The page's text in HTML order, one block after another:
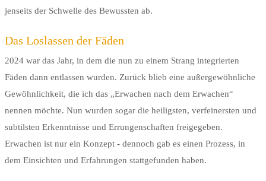
jenseits der Schwelle des Bewussten ab.
Das Loslassen der Fäden
2024 war das Jahr, in dem die nun zu einem Strang integrierten
Fäden dann entlassen wurden. Zurück blieb eine außergewöhnliche
Gewöhnlichkeit, die ich das „Erwachen nach dem Erwachen“
nennen möchte. Nun wurden sogar die heiligsten, verfeinersten und
subtilsten Erkenntnisse und Errungenschaften freigegeben.
Erwachen ist nur ein Konzept - dennoch gab es einen Prozess, in
dem Einsichten und Erfahrungen stattgefunden haben.